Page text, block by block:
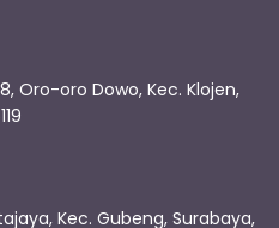
Oro-oro Dowo, Kec. Klojen,
Kec. Gubeng, Surabaya,